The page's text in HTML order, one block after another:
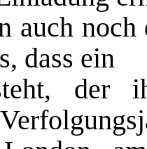
auch
dass ein
der